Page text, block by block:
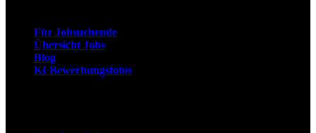
Für Jobsuchende
Übersicht Jobs
Blog
KI Bewerbungsfotos